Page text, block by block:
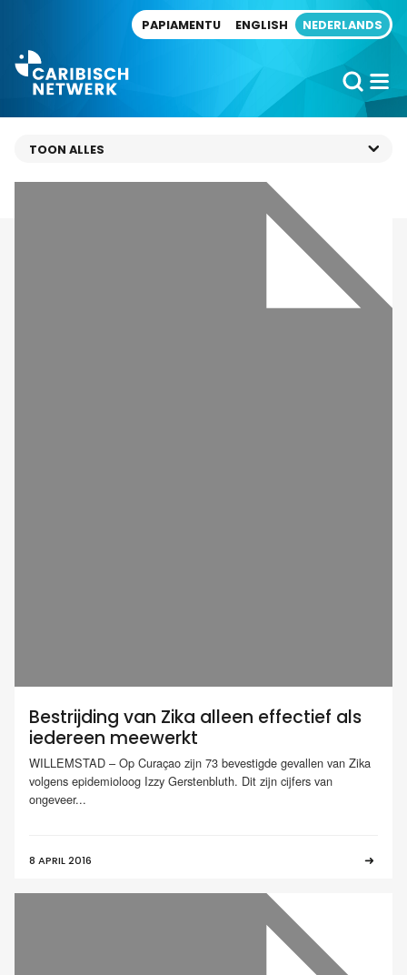
PAPIAMENTU ENGLISH NEDERLANDS
Bestrijding van Zika alleen effectief als
iedereen meewerkt
WILLEMSTAD – Op Curaçao zijn 73 bevestigde gevallen van Zika
volgens epidemioloog Izzy Gerstenbluth. Dit zijn cijfers van
ongeveer...
8 APRIL 2016